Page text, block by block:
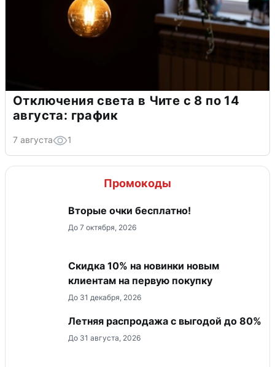
Отключения света в Чите с 8 по 14
августа: график
7 августа 1
Промокоды
Вторые очки бесплатно!
До 7 октября, 2026
Скидка 10% на новинки новым
клиентам на первую покупку
До 31 декабря, 2026
Летняя распродажа с выгодой до 80%
До 31 августа, 2026